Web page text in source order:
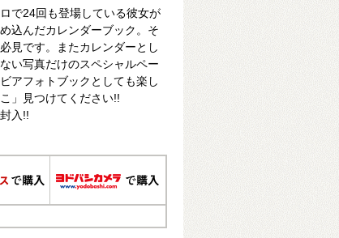
で24回も登場している彼女が
込んだカレンダーブック。そ
見です。またカレンダーとし
い写真だけのスペシャルペー
アフォトブックとしても楽し
」見つけてください!!
入!!